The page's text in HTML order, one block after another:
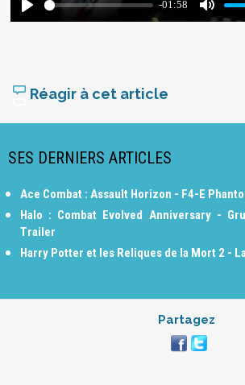
Réagir à cet article
SES DERNIERS ARTICLES
Ace Combat : Assault Horizon - F4-E
Halo : Combat Evolved Anniversary -
Trailer
Harry Potter et les Reliques de la Mort 2 -
Partagez